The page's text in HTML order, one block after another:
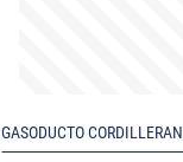
GASODUCTO